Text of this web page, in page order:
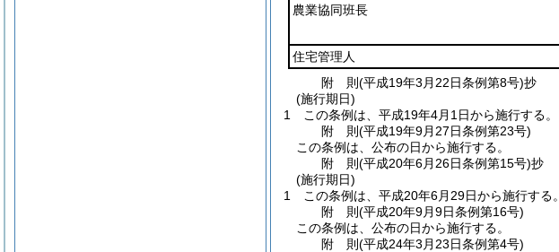
農業協同班長
住宅管理人
附 則(平成19年3月22日条例第8号)抄
(施行期日)
1
この条例は、平成19年4月1日から施行する。
附 則(平成19年9月27日条例第23号)
この条例は、公布の日から施行する。
附 則(平成20年6月26日条例第15号)抄
(施行期日)
1
この条例は、平成20年6月29日から施行する。
附 則(平成20年9月9日条例第16号)
この条例は、公布の日から施行する。
附 則(平成24年3月23日条例第4号)